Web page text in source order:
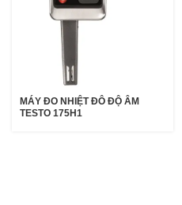
MÁY ĐO NHIỆT ĐÔ ĐỘ ÂM
TESTO 175H1